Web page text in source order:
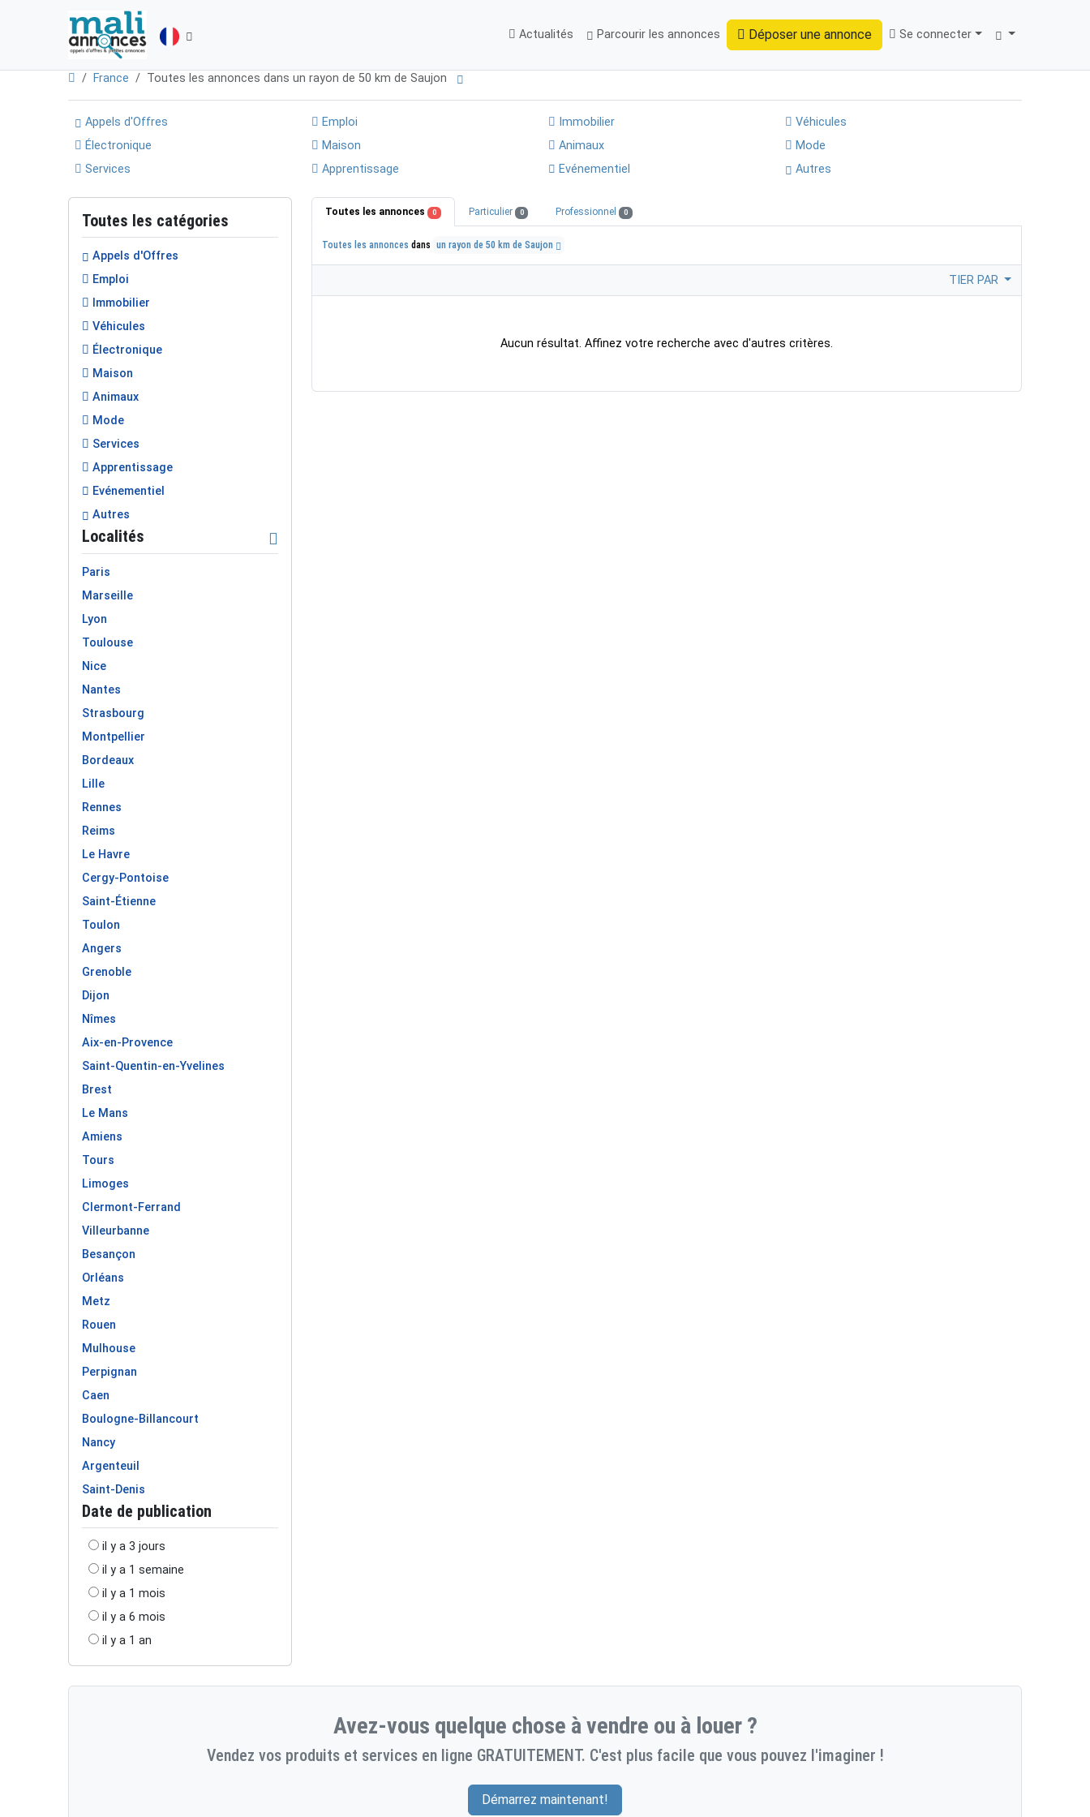
Actualités Parcourir les annonces Déposer une annonce Se connecter
Trouver
France Toutes les annonces dans un rayon de 50 km de Saujon
Appels d'Offres Emploi Immobilier
Véhicules
Électronique
Maison Animaux
Mode
Services
Apprentissage Evénementiel Autres
Toutes les catégories
Appels d'Offres
Emploi
Immobilier
Véhicules
Électronique
Maison
Animaux
Mode
Services
Apprentissage
Evénementiel
Autres
Localités
Paris
Marseille
Lyon
Toulouse
Nice
Nantes
Strasbourg
Montpellier
Bordeaux
Lille
Rennes
Reims
Le Havre
Cergy-Pontoise
Saint-Étienne
Toulon
Angers
Grenoble
Dijon
Nîmes
Aix-en-Provence
Saint-Quentin-en-Yvelines
Brest
Le Mans
Amiens
Tours
Limoges
Clermont-Ferrand
Villeurbanne
Besançon
Orléans
Metz
Rouen
Mulhouse
Perpignan
Caen
Boulogne-Billancourt
Nancy
Argenteuil
Saint-Denis
Date de publication
il y a 3 jours
il y a 1 semaine
il y a 1 mois
il y a 6 mois
il y a 1 an
Toutes les annonces 0 Particulier 0 Professionnel 0
Toutes les annonces dans un rayon de 50 km de Saujon
TIER PAR
Aucun résultat. Affinez votre recherche avec d'autres critères.
Avez-vous quelque chose à vendre ou à louer ?
Vendez vos produits et services en ligne GRATUITEMENT. C'est plus facile que vous pouvez l'imaginer !
Démarrez maintenant!